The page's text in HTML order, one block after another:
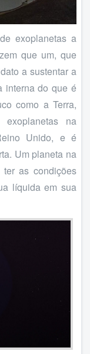
exoplanetas a
que um, que
a sustentar a
interna do que é
como a Terra,
na
Unido, e é
Um planeta na
as condições
líquida em sua